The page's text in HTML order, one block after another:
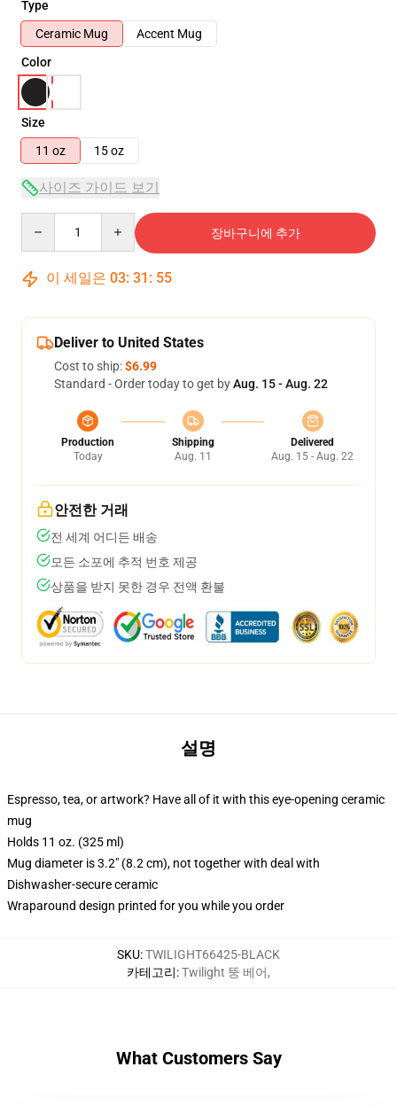
Type
Ceramic Mug
Accent Mug
Color
Size
11 oz
15 oz
사이즈 가이드 보기
장바구니에 추가
이 세일은 03: 31 : 54
Deliver to United States
Cost to ship:$6.99
Standard - Order today to get byAug. 15 - Aug. 22
Production
Today
Shipping
Aug. 11
Delivered
Aug. 15 - Aug. 22
안전한 거래
전 세계 어디든 배송
모든 소포에 추적 번호 제공
상품을 받지 못한 경우 전액 환불
설명
Espresso, tea, or artwork? Have all of it with this eye-opening ceramic
mug
Holds 11 oz. (325 ml)
Mug diameter is 3.2" (8.2 cm), not together with deal with
Dishwasher-secure ceramic
Wraparound design printed for you while you order
SKU:TWILIGHT66425-BLACK
카테고리:Twilight 뚱 베어,
What Customers Say